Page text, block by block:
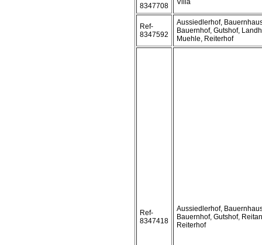
8347708
Villa
Ref-
8347592
Aussiedlerhof,
Bauernhof, Gutshof,
Muehle, Reiterhof
Ref-
8347418
Aussiedlerhof,
Bauernhof, Gutshof,
Reiterhof